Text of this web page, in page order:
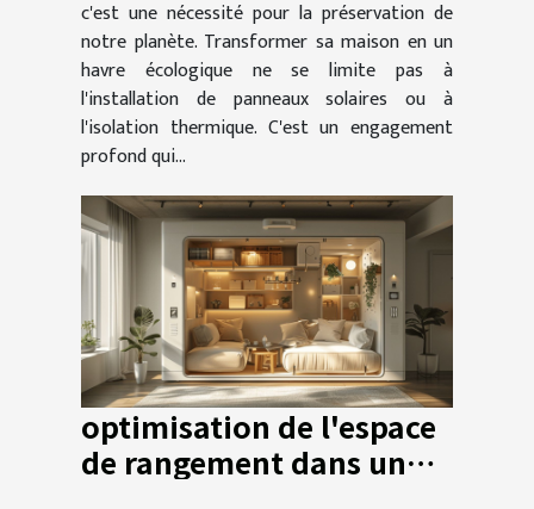
c'est une nécessité pour la préservation de
notre planète. Transformer sa maison en un
havre écologique ne se limite pas à
l'installation de panneaux solaires ou à
l'isolation thermique. C'est un engagement
profond qui...
optimisation de l'espace
de rangement dans un